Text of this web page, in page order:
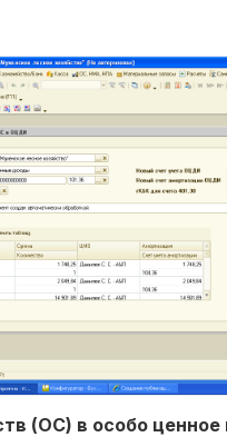
(ОС) в особо